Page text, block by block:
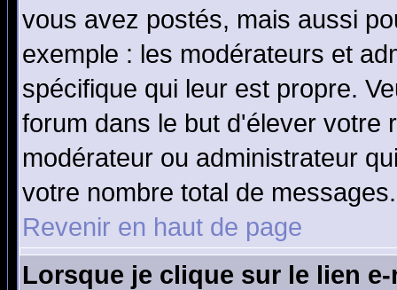
vous avez postés, mais aussi
exemple : les modérateurs et
spécifique qui leur est propre.
forum dans le but d'élever votre
modérateur ou administrateur
votre nombre total de messages.
Revenir en haut de page
Lorsque je clique sur le lien